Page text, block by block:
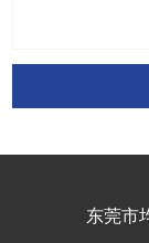
东莞市